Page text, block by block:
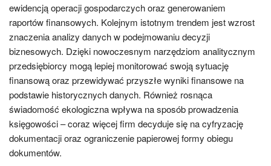
ewidencją operacji gospodarczych oraz generowaniem
raportów finansowych. Kolejnym istotnym trendem jest wzrost
znaczenia analizy danych w podejmowaniu decyzji
biznesowych. Dzięki nowoczesnym narzędziom analitycznym
przedsiębiorcy mogą lepiej monitorować swoją sytuację
finansową oraz przewidywać przyszłe wyniki finansowe na
podstawie historycznych danych. Również rosnąca
świadomość ekologiczna wpływa na sposób prowadzenia
księgowości – coraz więcej firm decyduje się na cyfryzację
dokumentacji oraz ograniczenie papierowej formy obiegu
dokumentów.